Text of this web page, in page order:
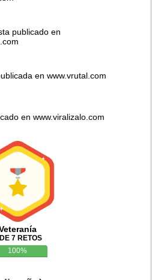
publicado en
en www.vrutal.com
en www.viralizalo.com
7 RETOS
100%